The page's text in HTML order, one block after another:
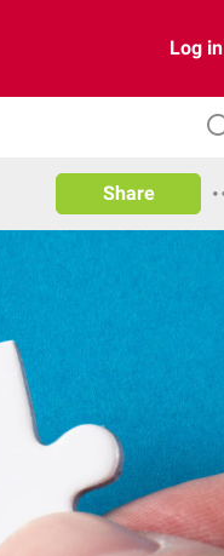
Log in
Share